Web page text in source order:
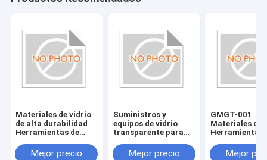
Materiales de vidrio
de alta durabilidad
Herramientas de
los arañazos y
Mejor precio
Suministros y
equipos de vidrio
transparente para
de vidrioMejor precio
GMGT-001
Materiales de
Herramientas
VariosMejor